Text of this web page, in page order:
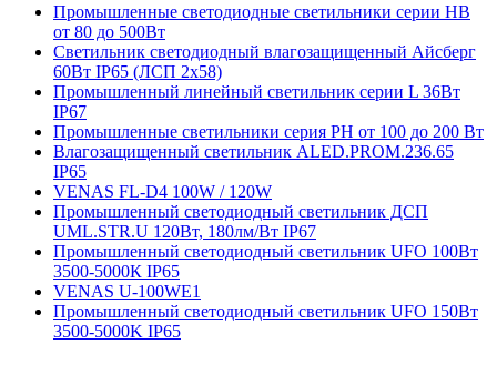
Промышленные светодиодные светильники серии HB
от 80 до 500Вт
Светильник светодиодный влагозащищенный Айсберг
60Вт IP65 (ЛСП 2х58)
Промышленный линейный светильник серии L 36Вт
IP67
Промышленные светильники серия PH от 100 до 200 Вт
Влагозащищенный светильник ALED.PROM.236.65
IP65
VENAS FL-D4 100W / 120W
Промышленный светодиодный светильник ДСП
UML.STR.U 120Вт, 180лм/Вт IP67
Промышленный светодиодный светильник UFO 100Вт
3500-5000К IP65
VENAS U-100WE1
Промышленный светодиодный светильник UFO 150Вт
3500-5000K IP65